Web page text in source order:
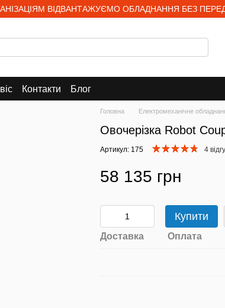
ВІДВАНТАЖУЄМО ОБЛАДНАННЯ БЕЗ
Контакти Блог
Головна Електромеханічне
Овочерізка Robot
Артикул: 175 4
58 135 грн
Купити
Доставка Оплата